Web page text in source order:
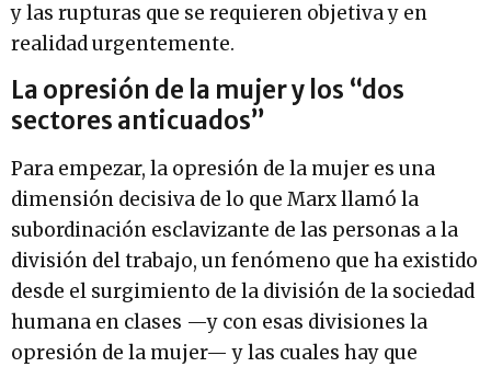
y las rupturas que se requieren objetiva y en
realidad urgentemente.
La opresión de la mujer y los “dos
sectores anticuados”
Para empezar, la opresión de la mujer es una
dimensión decisiva de lo que Marx llamó la
subordinación esclavizante de las personas a la
división del trabajo, un fenómeno que ha existido
desde el surgimiento de la división de la sociedad
humana en clases —y con esas divisiones la
opresión de la mujer— y las cuales hay que